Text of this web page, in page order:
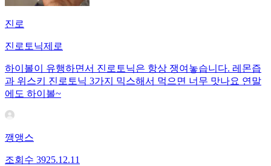
진로
진로토닉제로
하이볼이 유행하면서 진로토닉은 항상 쟁여놓습니다. 레몬즙
과 위스키 진로토닉 3가지 믹스해서 먹으면 너무 맛나요 연말
에도 하이볼~
깽앵스
조회수 3925.12.11